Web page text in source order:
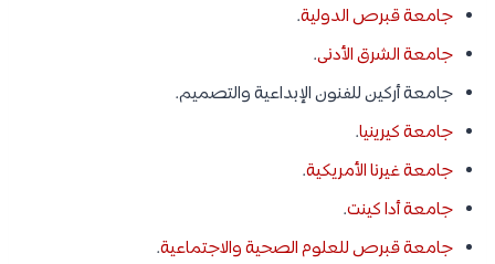
جامعة قبرص الدولية.
جامعة الشرق الأدنى.
جامعة أركين للفنون الإبداعية والتصميم.
جامعة كيرينيا.
جامعة غيرنا الأمريكية.
جامعة أدا كينت.
جامعة قبرص للعلوم الصحية والاجتماعية.